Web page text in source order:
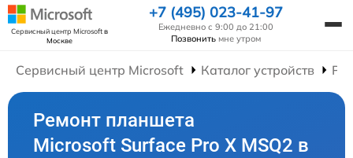
Сервисный центр Microsoftв
Москве
+7 (495) 023-41-97
Ежедневно с 9:00 до 21:00
Позвонить мне утром
Сервисный центр Microsoft Каталог устройств
Ремонт планшета
Microsoft Surface Pro X MSQ2 в